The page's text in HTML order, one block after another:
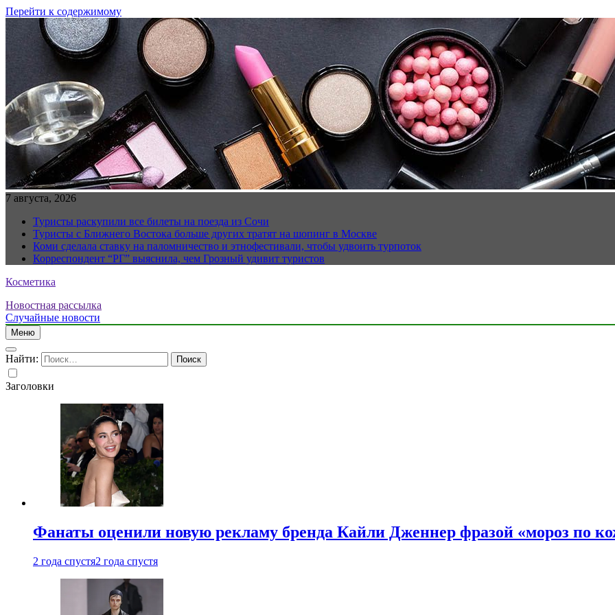
Перейти к содержимому
7 августа, 2026
Туристы раскупили все билеты на поезда из Сочи
Туристы с Ближнего Востока больше других тратят на шопинг в Москве
Коми сделала ставку на паломничество и этнофестивали, чтобы удвоить турпоток
Корреспондент “РГ” выяснила, чем Грозный удивит туристов
Косметика
Новостная рассылка
Случайные новости
Меню
Найти:
Заголовки
Фанаты оценили новую рекламу бренда Кайли Дженнер фразой «мороз по
2 года спустя2 года спустя